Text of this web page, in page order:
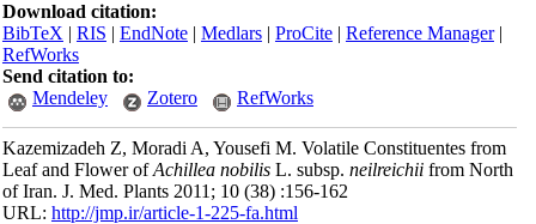
Download citation:
BibTeX|RIS|EndNote|Medlars|ProCite|Reference Manager
RefWorks
Send citation to:
Mendeley
Zotero RefWorks
Kazemizadeh Z, Moradi A, Yousefi M. Volatile Constituentes from
Leaf and Flower ofAchillea nobilisL. subsp.neilreichiifrom
of Iran. J. Med. Plants 2011; 10 (38) :156-162
URL:http://jmp.ir/article-1-225-fa.html